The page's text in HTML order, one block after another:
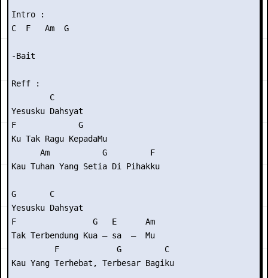
Intro :
C  F   Am  G
-Bait
Reff :
        C
Yesusku Dahsyat
F             G
Ku Tak Ragu KepadaMu
      Am           G         F
Kau Tuhan Yang Setia Di Pihakku
G       C
Yesusku Dahsyat
F                G   E      Am
Tak Terbendung Kua – sa  –  Mu
         F            G         C
Kau Yang Terhebat, Terbesar Bagiku